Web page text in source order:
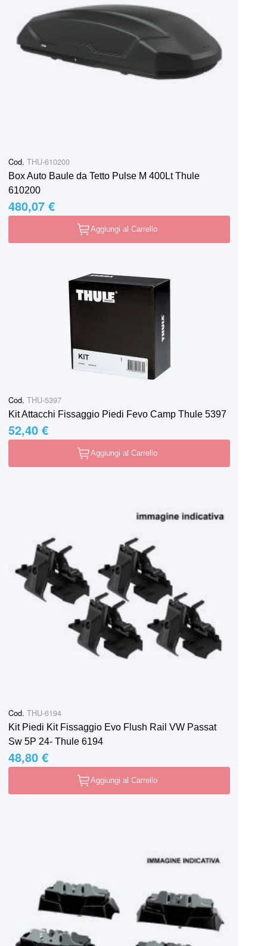
Cod. THU-610200
Box Auto Baule da Tetto Pulse M 400Lt Thule
610200
480,07 €
Aggiungi al Carrello
Cod. THU-5397
Kit Attacchi Fissaggio Piedi Fevo Camp Thule 5397
52,40 €
Aggiungi al Carrello
Cod. THU-6194
Kit Piedi Kit Fissaggio Evo Flush Rail VW Passat
Sw 5P 24- Thule 6194
48,80 €
Aggiungi al Carrello